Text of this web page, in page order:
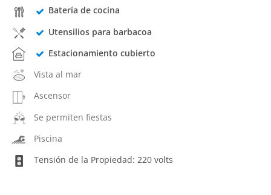
Batería de cocina
Utensilios para barbacoa
Estacionamiento cubierto
Vista al mar
Ascensor
Se permiten fiestas
Piscina
Tensión de la Propiedad: 220 volts